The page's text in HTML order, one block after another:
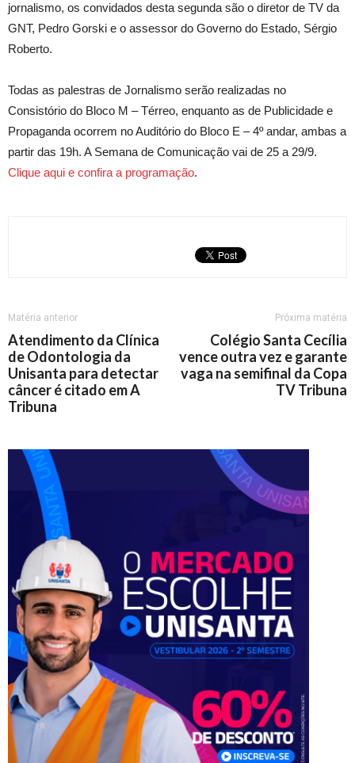
jornalismo, os convidados desta segunda são o diretor de TV da
GNT, Pedro Gorski e o assessor do Governo do Estado, Sérgio
Roberto.
Todas as palestras de Jornalismo serão realizadas no
Consistório do Bloco M – Térreo, enquanto as de Publicidade e
Propaganda ocorrem no Auditório do Bloco E – 4º andar, ambas a
partir das 19h. A Semana de Comunicação vai de 25 a 29/9.
Clique aqui e confira a programação.
Matéria anterior
Atendimento da Clínica
de Odontologia da
Unisanta para detectar
câncer é citado em A
Tribuna
Próxima matéria
Colégio Santa Cecília
vence outra vez e garante
vaga na semifinal da Copa
TV Tribuna